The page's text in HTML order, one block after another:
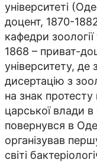
університеті
доцент, 1870-
кафедри зоології
1868 – приват-
університету,
дисертацію з
на знак протесту
царської влади в
повернувся в
організував
світі